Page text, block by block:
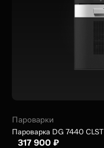
Пароварки
Пароварка DG 7440 CLST
317 900 ₽